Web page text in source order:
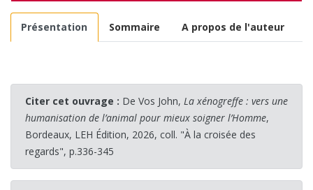
Présentation Sommaire A propos de l'auteur
Citer cet ouvrage : De Vos John, La xénogreffe : vers une
humanisation de l’animal pour mieux soigner l’Homme,
Bordeaux, LEH Édition, 2026, coll. "À la croisée des
regards", p.336-345